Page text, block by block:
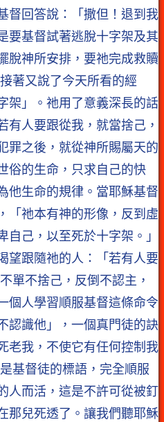
督回答說：「撒但！退到我
要基督試著逃脫十字架及其
脫神所安排，要祂完成救贖
著又說了今天所看的經
架」。祂用了意義深長的話
有人要跟從我，就當捨己，
罪之後，就從神所賜屬天的
俗的生命，只求自己的快
他生命的規律。當耶穌基督
「祂本有神的形像，反到虛
自己，以至死於十字架。」
望跟隨祂的人：「若有人要
單不捨己，反倒不認主，
個人學習順服基督這條命令
認識他」，一個真門徒的訣
老我，不使它有任何控制我
基督徒的標語，完全順服
人而活，這是不許可從被釘
那兒死透了。讓我們聽耶穌